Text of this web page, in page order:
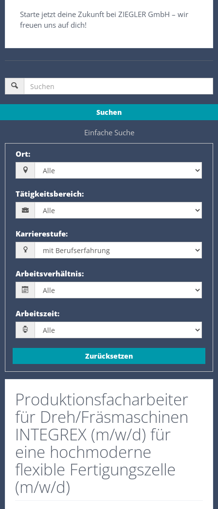
Starte jetzt deine Zukunft bei ZIEGLER GmbH – wir
freuen uns auf dich!
Suchen
Einfache Suche
Ort:
Tätigkeitsbereich:
Karrierestufe:
Arbeitsverhältnis:
Arbeitszeit:
Zurücksetzen
Produktionsfacharbeiter
für Dreh/Fräsmaschinen
INTEGREX (m/w/d) für
eine hochmoderne
flexible Fertigungszelle
(m/w/d)